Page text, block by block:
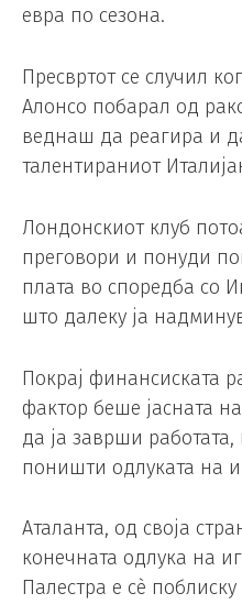
евра по сезона.
Пресвртот се случил
Алонсо побарал од
веднаш да реагира и
талентираниот
Лондонскиот клуб
преговори и понуди
плата во споредба со
што далеку ја
Покрај финансиската
фактор беше јасната
да ја заврши работата,
поништи одлуката на
Аталанта, од своја
конечната одлука на
Палестра е сè